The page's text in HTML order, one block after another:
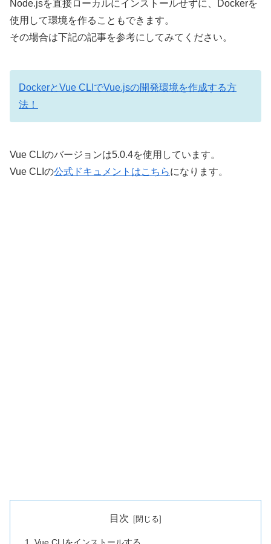
Node.jsを直接ローカルにインストールせずに、Dockerを
使用して環境を作ることもできます。
その場合は下記の記事を参考にしてみてください。
DockerとVue CLIでVue.jsの開発環境を作成する方
法！
Vue CLIのバージョンは5.0.4を使用しています。
Vue CLIの公式ドキュメントはこちらになります。
目次